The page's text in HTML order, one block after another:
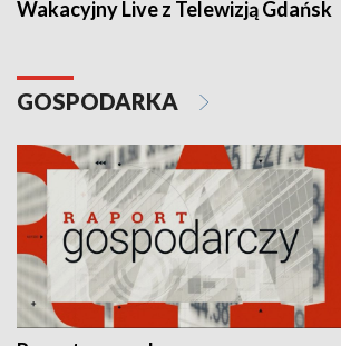
Wakacyjny Live z Telewizją Gdańsk
GOSPODARKA